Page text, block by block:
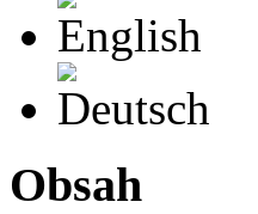
Obsah